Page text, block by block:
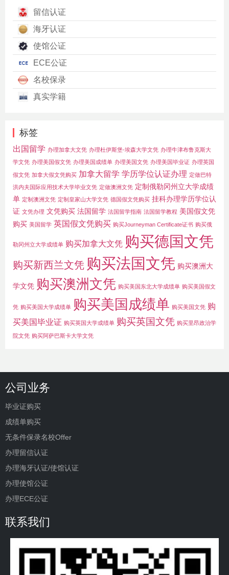
留信认证
海牙认证
使馆公证
ECE公证
名校保录
真实学籍
标签
出国留学 办理加拿大文凭 办理杜伊斯堡-埃森大学文凭 办理牛津布鲁克斯大
学文凭 办理美国假文凭 办理美国成绩单 办理美国文凭 办理美国毕业证 办理英国
假文凭 加拿大假文凭购买 加拿大留学 学历学位认证办理 定做巴特
洪内夫国际应用技术大学毕业文凭 定做澳洲文凭 定制俄勒冈州立大学成绩
单 定制澳洲文凭 定制皇家山大学文凭 德国假文凭购买 挂科办理学历学位认
证 文凭办理 文凭购买 法国留学 法国留学指南 法国留学教程 美国假文凭
购买 美国留学 英国假文凭购买 购买Journeyman Certificate证书 购买俄
勒冈州立大学成绩单 购买加拿大文凭 购买德国文凭
购买新西兰文凭 购买法国文凭 购买澳洲大
学文凭 购买澳洲文凭 购买美国东北大学成绩单 购买美国假文
凭 购买美国大学成绩单 购买美国成绩单 购买美国文凭 购
买美国毕业证 购买英国大学成绩单 购买英国文凭 购买里昂政治学
院文凭 购买阿萨巴斯卡大学文凭
公司业务
毕业证购买
成绩单购买
无条件保录名校Offer
办理留信认证
办理海牙认证/使馆认证
办理使馆公证
办理ECE公证
联系我们